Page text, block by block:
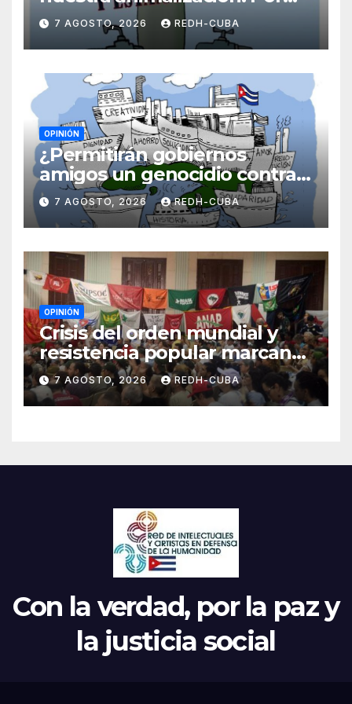
Laidi Fernández de Juan
7 AGOSTO, 2026 REDH-CUBA
OPINIÓN
¿Permitirán gobiernos
amigos un genocidio contra
Cuba? Por Hedelberto López
Blanch
7 AGOSTO, 2026 REDH-CUBA
OPINIÓN
Crisis del orden mundial y
resistencia popular marcan
el inicio de la IV Asamblea
Continental de ALBA
Movimientos en Cuba
7 AGOSTO, 2026 REDH-CUBA
Con la verdad, por la paz y
la justicia social